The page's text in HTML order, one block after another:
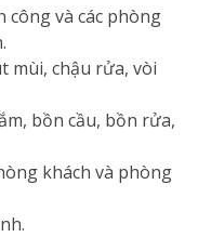
công và các phòng
mùi, chậu rửa, vòi
bồn cầu, bồn rửa,
khách và phòng